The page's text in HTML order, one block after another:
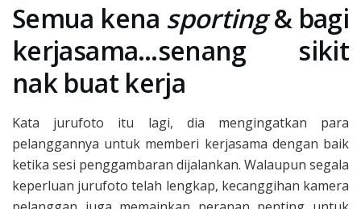
Semua kena sporting& bagi
kerjasama…senang sikit
nak buat kerja
Kata jurufoto itu lagi, dia mengingatkan para
pelanggannya untuk memberi kerjasama dengan baik
ketika sesi penggambaran dijalankan. Walaupun segala
keperluan jurufoto telah lengkap, kecanggihan kamera